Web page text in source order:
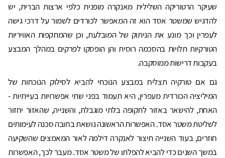
שעיקר הרטוריקה השלילית מאנקרה מופנית כלפי ארצות הברית, יש
להדגיש שמשטר אסד הוא זה המאפשר לכורדים לשמור על דרכי גישה
לעפרין וכך מונע את הניתוק של המובלעת, וכן שהמתקפות האוויריות
הטורקיות תלויות בהסכמה רוסית והן הופסקו לפרקים במהלך המבצע
בעקבות דרישות ממוסקבה.
גם אם טורקיה תצליח במבצע הנוכחי להביא לסילוק הנוכחות של
המיליציה הכורדית מעפרין, היא תעמוד בפני שתי אפשרויות בעייתיות -
האחת, להישאר באזור לתקופה בלתי מוגבלת, והשנייה, שהאזור יחזור
לשליטת משטר אסד. האפשרות הראשונה נושאת בחובה סכנה לעימותים
חוזרים, בעוד השנייה תיצור לאנקרה דילמה לאור המאמצים שהשקיעה
במשך השנים כדי להביא להפלתו של משטר אסד. מעבר לכך, האפשרות